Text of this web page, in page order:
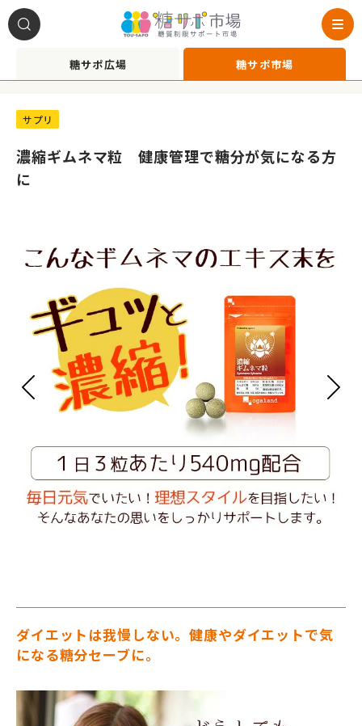
糖サポ広場 糖サポ市場
A1090008
サプリ
濃縮ギムネマ粒 健康管理で糖分が気になる方
に
ダイエットは我慢しない。健康やダイエットで気
になる糖分セーブに。